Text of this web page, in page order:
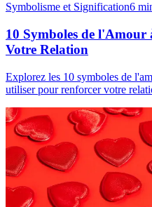
Symbolisme et Signification6
10 Symboles de
Votre Relation
Explorez les 10 symboles de
utiliser pour renforcer votre